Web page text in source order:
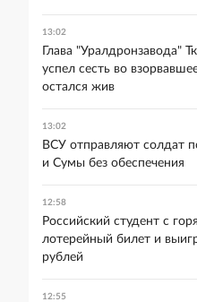
13:02
Глава "Уралдронзавода"
успел сесть во
остался жив
13:02
ВСУ отправляют солдат
и Сумы без обеспечения
12:58
Российский студент с
лотерейный билет и
рублей
12:55